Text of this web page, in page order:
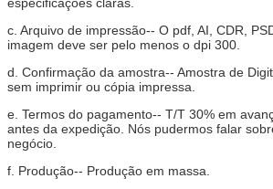
c. Arquivo de impressão-- O pdf, AI, CDR,
imagem deve ser pelo menos o dpi 300.
d. Confirmação da amostra-- Amostra de
sem imprimir ou cópia impressa.
e. Termos do pagamento-- T/T 30% em
antes da expedição. Nós pudermos falar
negócio.
f. Produção-- Produção em massa.